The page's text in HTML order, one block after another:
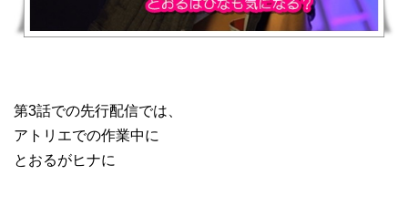
第3話での先行配信では、
アトリエでの作業中に
とおるがヒナに